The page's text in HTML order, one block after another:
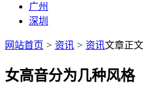
广州
深圳
网站首页 > 资讯 > 资讯文章正文
女高音分为几种风格